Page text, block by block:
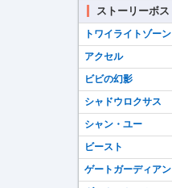
ストーリーボス
トワイライトゾーン
アクセル
ビビの幻影
シャドウロクサス
シャン・ユー
ビースト
ゲートガーディアン